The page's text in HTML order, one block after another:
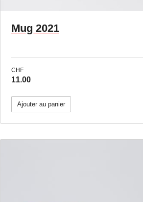
Mug 2021
CHF
11.00
Ajouter au panier